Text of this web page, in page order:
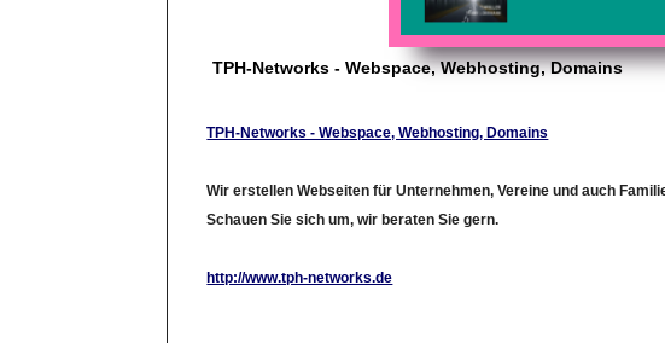
TPH-Networks - Webspace, Webhosting, Domains
TPH-Networks - Webspace, Webhosting, Domains
Wir erstellen Webseiten für Unternehmen, Vereine und auch
Schauen Sie sich um, wir beraten Sie gern.
http://www.tph-networks.de